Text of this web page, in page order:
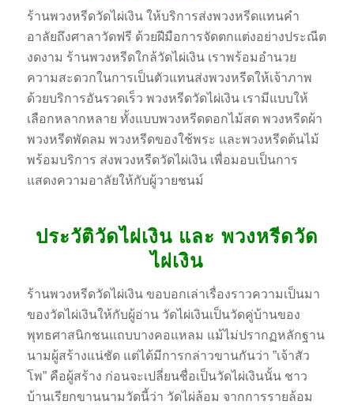
ร้านพวงหรีดวัดไผ่เงิน ให้บริการส่งพวงหรีดแทนคำ
อาลัยถึงศาลาวัดฟรี ด้วยฝีมือการจัดตกแต่งอย่างประณีต
งดงาม ร้านพวงหรีดใกล้วัดไผ่เงิน เราพร้อมอำนวย
ความสะดวกในการเป็นตัวแทนส่งพวงหรีดให้เจ้าภาพ
ด้วยบริการอันรวดเร็ว พวงหรีดวัดไผ่เงิน เรามีแบบให้
เลือกหลากหลาย ทั้งแบบพวงหรีดดอกไม้สด พวงหรีดผ้า
พวงหรีดพัดลม พวงหรีดของใช้พระ และพวงหรีดต้นไม้
พร้อมบริการ ส่งพวงหรีดวัดไผ่เงิน เพื่อมอบเป็นการ
แสดงความอาลัยให้กับผู้วายชนม์
ประวัติวัดไผ่เงิน และ พวงหรีดวัด
ไผ่เงิน
ร้านพวงหรีดวัดไผ่เงิน ขอบอกเล่าเรื่องราวความเป็นมา
ของวัดไผ่เงินให้กับผู้อ่าน วัดไผ่เงินเป็นวัดคู่บ้านของ
พุทธศาสนิกชนแถบบางคอแหลม แม้ไม่ปรากฏหลักฐาน
นามผู้สร้างแน่ชัด แต่ได้มีการกล่าวขานกันว่า ”เจ้าสัว
โพ” คือผู้สร้าง ก่อนจะเปลี่ยนชื่อเป็นวัดไผ่เงินนั้น ชาว
บ้านเรียกขานนามวัดนี้ว่า วัดไผ่ล้อม จากการรายล้อม